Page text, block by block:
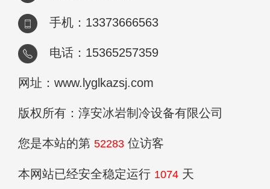
手机：13373666563
电话：15365257359
网址：www.lyglkazsj.com
版权所有：淳安冰岩制冷设备有限公司
您是本站的第 52283 位访客
本网站已经安全稳定运行 1074 天